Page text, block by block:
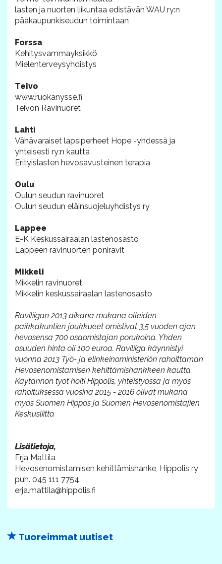
lasten ja nuorten liikuntaa edistävän WAU ry:n
pääkaupunkiseudun toimintaan
Forssa
Kehitysvammayksikkö
Mielenterveysyhdistys
Teivo
www.ruokanysse.fi
Teivon Ravinuoret
Lahti
Vähävaraiset lapsiperheet Hope -yhdessä ja
yhteisesti ry:n kautta
Erityislasten hevosavusteinen terapia
Oulu
Oulun seudun ravinuoret
Oulun seudun eläinsuojeluyhdistys ry
Lappee
E-K Keskussairaalan lastenosasto
Lappeen ravinuorten poniravit
Mikkeli
Mikkelin ravinuoret
Mikkelin keskussairaalan lastenosasto
Raviliigan 2013 aikana mukana olleiden
paikkakuntien joukkueet omistivat 3,5 vuoden ajan
hevosensa 700 osaomistajan porukoina. Yhden
osuuden hinta oli 100 euroa. Raviliiga käynnistyi
vuonna 2013 Työ- ja elinkeinoministeriön rahoittaman
Hevosenomistamisen kehittämishankkeen kautta.
Käytännön työt hoiti Hippolis, yhteistyössä ja myös
rahoituksessa vuosina 2015 - 2016 olivat mukana
myös Suomen Hippos ja Suomen Hevosenomistajien
Keskusliitto.
Lisätietoja,
Erja Mattila
Hevosenomistamisen kehittämishanke, Hippolis ry
puh. 045 111 7754
erja.mattila@hippolis.fi
Tuoreimmat uutiset